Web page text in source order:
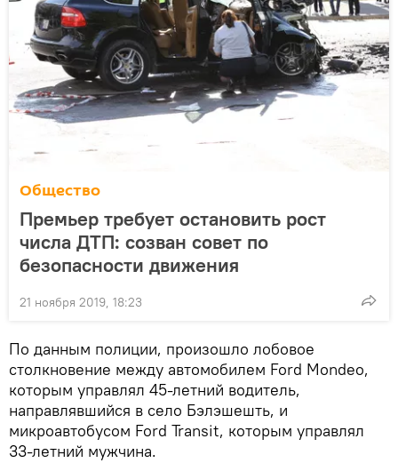
Общество
Премьер требует остановить рост
числа ДТП: созван совет по
безопасности движения
21 ноября 2019, 18:23
По данным полиции, произошло лобовое
столкновение между автомобилем Ford Mondeo,
которым управлял 45-летний водитель,
направлявшийся в село Бэлэшешть, и
микроавтобусом Ford Transit, которым управлял
33-летний мужчина.